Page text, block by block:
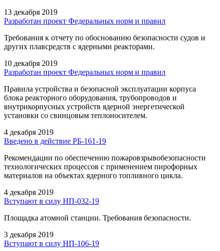
13 декабря 2019
Разработан проект Федеральных норм и правил
Требования к отчету по обоснованию безопасности судов и
других плавсредств с ядерными реакторами.
10 декабря 2019
Разработан проект Федеральных норм и правил
Правила устройства и безопасной эксплуатации корпуса
блока реакторного оборудования, трубопроводов и
внутрикорпусных устройств ядерной энергетической
установки со свинцовым теплоносителем.
4 декабря 2019
Введено в действие РБ-161-19
Рекомендации по обеспечению пожаровзрывобезопасности
технологических процессов с применением пирофорных
материалов на объектах ядерного топливного цикла.
4 декабря 2019
Вступают в силу НП-032-19
Площадка атомной станции. Требования безопасности.
3 декабря 2019
Вступают в силу НП-106-19